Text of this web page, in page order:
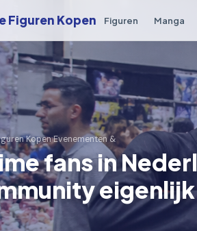
Figuren Kopen Figuren Manga
Kopen›Evenementen &
fans in
eigenlijk